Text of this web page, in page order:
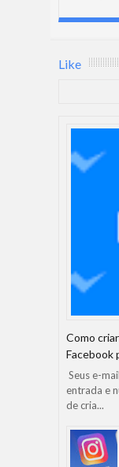
Like
Como
Facebook
Seus e-
entrada e
de cria...